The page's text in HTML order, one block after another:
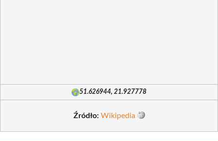
51.626944, 21.927778
Źródło: Wikipedia